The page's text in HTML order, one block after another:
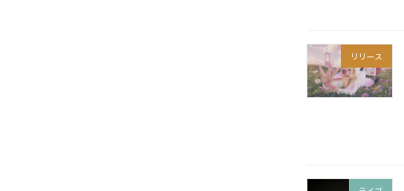
リリース